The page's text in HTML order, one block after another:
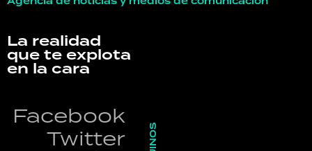
La realidad
que te explota
en la cara
Facebook
Twitter